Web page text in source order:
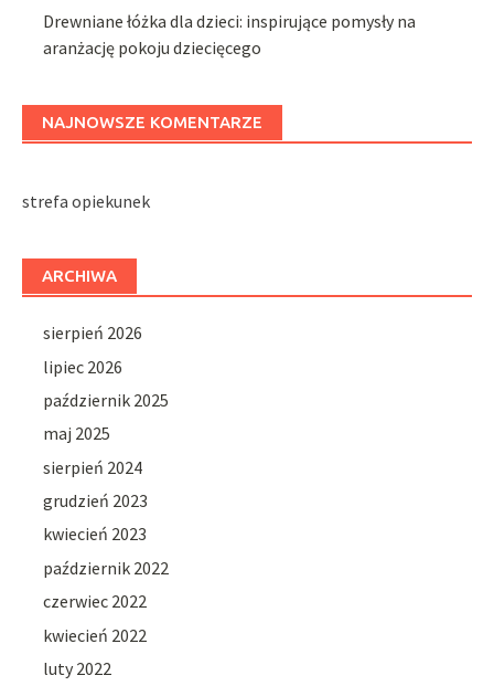
Drewniane łóżka dla dzieci: inspirujące pomysły na
aranżację pokoju dziecięcego
NAJNOWSZE KOMENTARZE
strefa opiekunek
ARCHIWA
sierpień 2026
lipiec 2026
październik 2025
maj 2025
sierpień 2024
grudzień 2023
kwiecień 2023
październik 2022
czerwiec 2022
kwiecień 2022
luty 2022